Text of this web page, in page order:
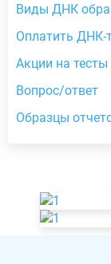
Виды ДНК
Оплатить ДНК-
Акции на
Вопрос/ответ
Образцы